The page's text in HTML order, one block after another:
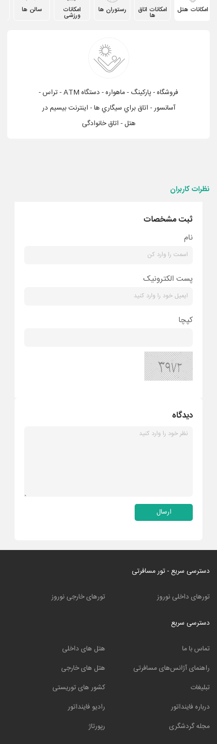
امکانات هتل امکانات اتاق
ها
رستوران ها امکانات
ورزشی
سالن ها
فروشگاه - پاركينگ - ماهواره - دستگاه ATM - تراس -
آسانسور - اتاق براي سيگاري ها - اینترنت بیسیم در
هتل - اتاق خانوادگی
نظرات کاربران
ثبت مشخصات
نام
پست الکترونیک
کپچا
دیدگاه
ارسال
دسترسی سریع - تور مسافرتی
تورهای داخلی نوروز تورهای خارجی نوروز
دسترسی سریع
تماس با ما
راهنمای آژانس‌های مسافرتی
تبلیغات
درباره فاینداتور
مجله گردشگری
هتل های داخلی
هتل های خارجی
کشور های توریستی
رادیو فاینداتور
رپورتاژ